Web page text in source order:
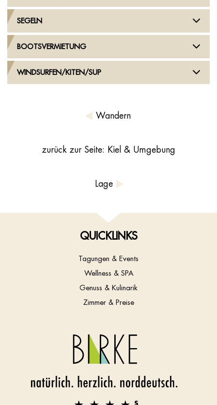
SEGELN
BOOTSVERMIETUNG
WINDSURFEN/KITEN/SUP
Wandern
zurück zur Seite: Kiel & Umgebung
Lage
QUICKLINKS
Tagungen & Events
Wellness & SPA
Genuss & Kulinarik
Zimmer & Preise